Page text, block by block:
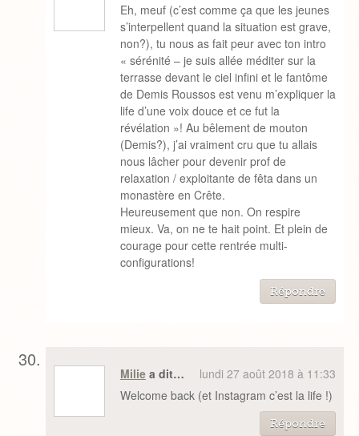
Eh, meuf (c’est comme ça que les jeunes
s’interpellent quand la situation est grave,
non?), tu nous as fait peur avec ton intro
« sérénité – je suis allée méditer sur la
terrasse devant le ciel infini et le fantôme
de Demis Roussos est venu m’expliquer la
life d’une voix douce et ce fut la
révélation »! Au bêlement de mouton
(Demis?), j’ai vraiment cru que tu allais
nous lâcher pour devenir prof de
relaxation / exploitante de fêta dans un
monastère en Crête.
Heureusement que non. On respire
mieux. Va, on ne te hait point. Et plein de
courage pour cette rentrée multi-
configurations!
Répondre
Miliea dit…
lundi 27 août 2018 à 11:33
Welcome back (et Instagram c’est la life !)
Répondre